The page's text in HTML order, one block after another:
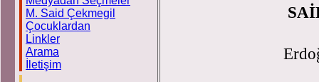
M. Said Çekmegil
Çocuklardan
Linkler
Arama
İletişim